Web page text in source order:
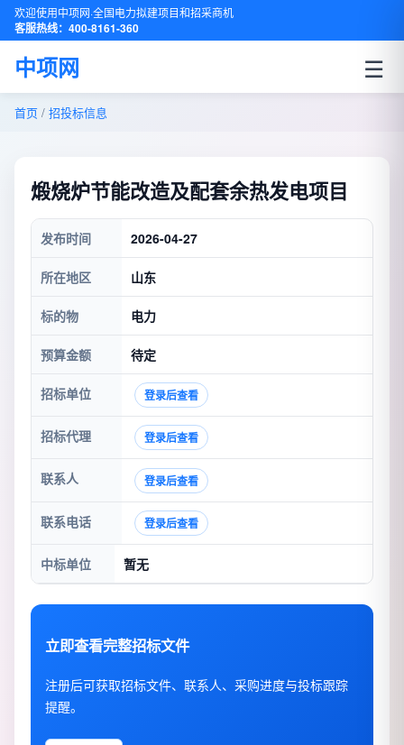
欢迎使用中项网·全国电力拟建项目和招采商机
客服热线：400-8161-360
中项网 ☰
首页 / 招投标信息
煅烧炉节能改造及配套余热发电项目
发布时间 2026-04-27
所在地区 山东
标的物 电力
预算金额 待定
招标单位 登录后查看
招标代理 登录后查看
联系人 登录后查看
联系电话 登录后查看
中标单位 暂无
立即查看完整招标文件
注册后可获取招标文件、联系人、采购进度与投标跟踪
提醒。